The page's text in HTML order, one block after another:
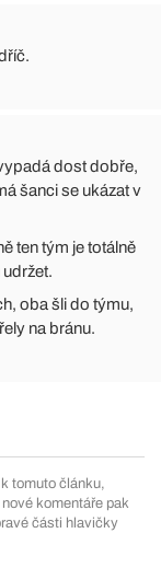
dost dobře,
šanci se ukázat v
ten tým je totálně
oba šli do týmu,
na bránu.
tomuto článku,
komentáře pak
části hlavičky